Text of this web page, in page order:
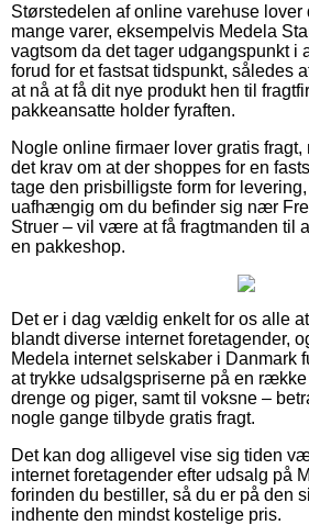
Størstedelen af online varehuse lover
mange varer, eksempelvis Medela
vagtsom da det tager udgangspunkt i
forud for et fastsat tidspunkt, således
at nå at få dit nye produkt hen til
pakkeansatte holder fyraften.
Nogle online firmaer lover gratis
det krav om at der shoppes for en
tage den prisbilligste form for
uafhængig om du befinder sig nær
Struer – vil være at få fragtmanden til
en pakkeshop.
Det er i dag vældig enkelt for os alle
blandt diverse internet foretagender,
Medela internet selskaber i Danmark
at trykke udsalgspriserne på en række
drenge og piger, samt til voksne –
nogle gange tilbyde gratis fragt.
Det kan dog alligevel vise sig tiden
internet foretagender efter udsalg på
forinden du bestiller, så du er på den
indhente den mindst kostelige pris.